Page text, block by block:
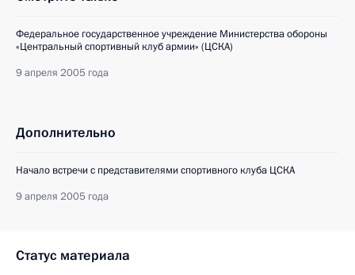
Федеральное государственное учреждение Министерства обороны
«Центральный спортивный клуб армии» (ЦСКА)
9 апреля 2005 года
Дополнительно
Начало встречи с представителями спортивного клуба ЦСКА
9 апреля 2005 года
Статус материала